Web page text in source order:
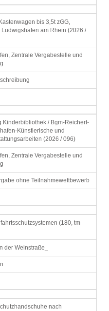
bis 3,5t zGG,
am Rhein (2026 /
Zentrale Vergabestelle und
Kinderbibliothek / Bgm-Reichert-
Künstlerische und
(2026 / 096)
Zentrale Vergabestelle und
ohne Teilnahmewettbewerb
(180, tm -
der Weinstraße_
nach